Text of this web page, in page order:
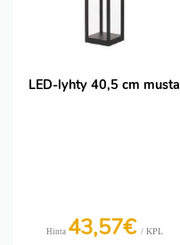
LED-lyhty 40,5 cm musta
Hinta 43,57€ / KPL